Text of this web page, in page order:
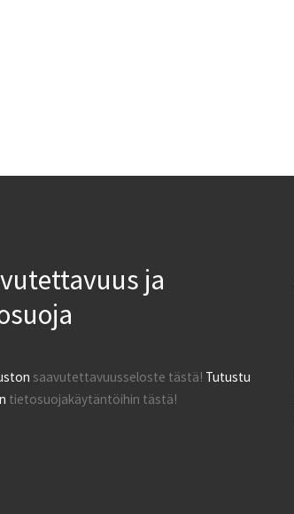
ja
saavutettavuusseloste tästä! Tutustu
tietosuojakäytäntöihin tästä!